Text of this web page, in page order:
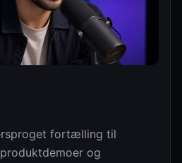
fortælling til
og